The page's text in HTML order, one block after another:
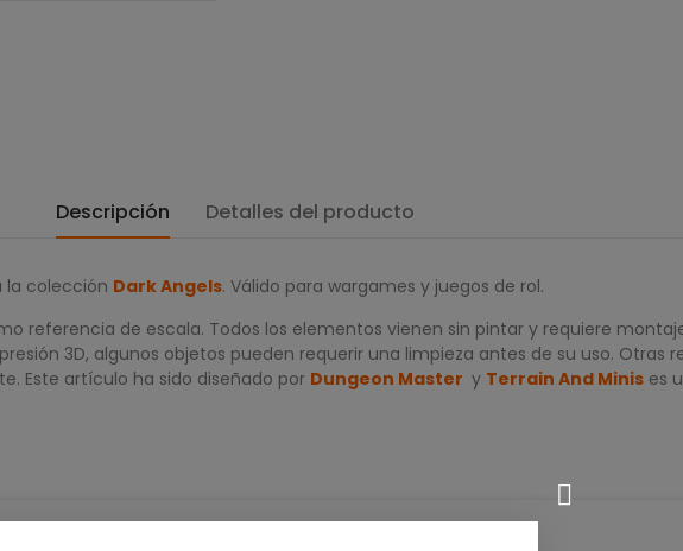
Descripción Detalles del producto
la colección Dark Angels. Válido para wargames y juegos de rol.
referencia de escala. Todos los elementos vienen sin pintar y requiere
3D, algunos objetos pueden requerir una limpieza antes de su uso. Otras
Este artículo ha sido diseñado por Dungeon Master y Terrain And Minis es